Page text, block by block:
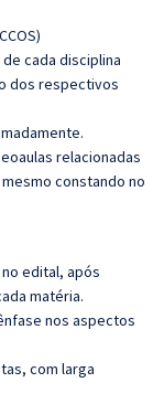
cada disciplina
dos respectivos
relacionadas
constando no
edital, após
matéria.
nos aspectos
com larga